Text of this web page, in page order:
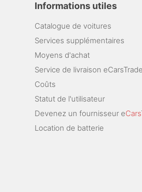
Informations utiles
Catalogue de voitures
Services supplémentaires
Moyens d'achat
Service de livraison eCarsTrade
Coûts
Statut de l'utilisateur
Devenez un fournisseur eCars
Location de batterie